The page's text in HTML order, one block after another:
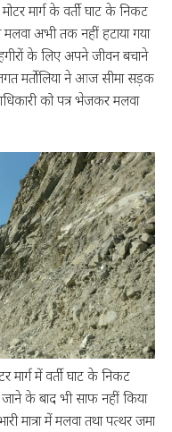
मार्ग के वर्ती घाट के निकट
अभी तक नहीं हटाया गया
के लिए अपने जीवन बचाने
मर्तोलिया ने आज सीमा सड़क
को पत्र भेजकर मलवा
मार्ग में वर्ती घाट के निकट
के बाद भी साफ नहीं किया
मात्रा में मलवा तथा पत्थर जमा